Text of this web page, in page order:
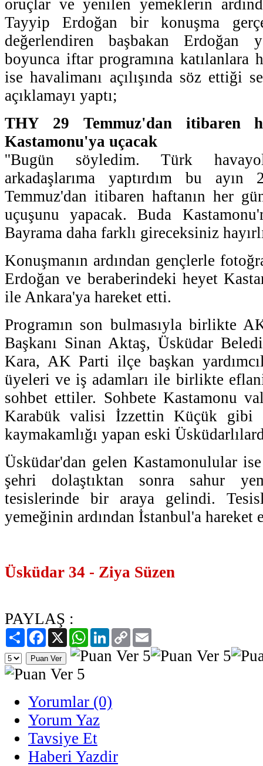
oruçlar ve yenilen yemeklerin
Tayyip Erdoğan bir konuşma
değerlendiren başbakan Erdoğan
boyunca iftar programına katılanlara
ise havalimanı açılışında söz ettiği
açıklamayı yaptı;
THY 29 Temmuz'dan itibaren
Kastamonu'ya uçacak
''Bugün söyledim. Türk
arkadaşlarıma yaptırdım bu
Temmuz'dan itibaren haftanın her
uçuşunu yapacak. Buda
Bayrama daha farklı gireceksiniz
Konuşmanın ardından gençlerle
Erdoğan ve beraberindeki heyet
ile Ankara'ya hareket etti.
Programın son bulmasıyla birlikte
Başkanı Sinan Aktaş, Üsküdar
Kara, AK Parti ilçe başkan
üyeleri ve iş adamları ile birlikte
sohbet ettiler. Sohbete Kastamonu
Karabük valisi İzzettin Küçük gibi
kaymakamlığı yapan eski
Üsküdar'dan gelen Kastamonulular
şehri dolaştıktan sonra sahur
tesislerinde bir araya gelindi.
yemeğinin ardından İstanbul'a hareket
Üsküdar 34 - Ziya Süzen
PAYLAŞ :
PaylaşFacebook
X WhatsAppLinkedIn
Copy
Link
Yorumlar (0)
Yorum Yaz
Tavsiye Et
Haberi Yazdir